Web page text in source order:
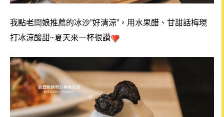
我點老闆娘推薦的冰沙”好清涼”，用 水果醋、甘甜話梅現
打冰涼酸甜~夏天來一杯很讚